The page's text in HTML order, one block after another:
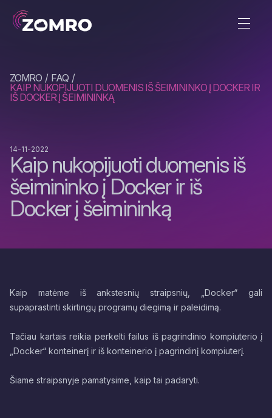
ZOMRO
FAQ
KAIP NUKOPIJUOTI DUOMENIS IŠ ŠEIMININKO Į DOCKER IR
IŠ DOCKER Į ŠEIMININKĄ
Kaip nukopijuoti duomenis iš
šeimininko į Docker ir iš
Docker į šeimininką
14-11-2022
Kaip matėme iš ankstesnių straipsnių, „Docker“ gali
supaprastinti skirtingų programų diegimą ir paleidimą.
Tačiau kartais reikia perkelti failus iš pagrindinio kompiuterio į
„Docker“ konteinerį ir iš konteinerio į pagrindinį kompiuterį.
Šiame straipsnyje pamatysime, kaip tai padaryti.